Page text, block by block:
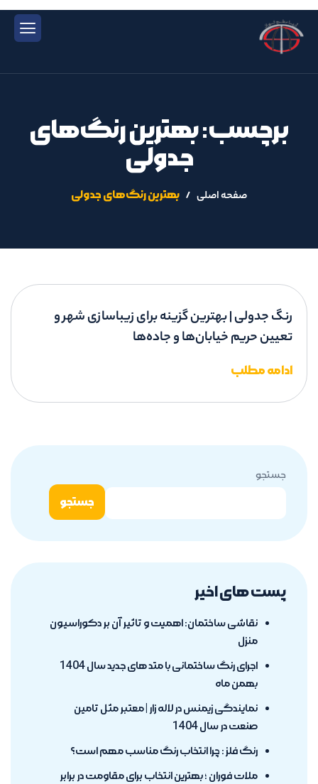
برچسب: بهترین رنگ‌های
جدولی
صفحه اصلی بهترین رنگ‌های جدولی
رنگ جدولی | بهترین گزینه برای زیباسازی شهر و
تعیین حریم خیابان‌ها و جاده‌ها
ادامه مطلب
جستجو
جستجو
پست های اخیر
نقاشی ساختمان: اهمیت و تاثیر آن بر دکوراسیون
منزل
اجرای رنگ ساختمانی با متد های جدید سال 1404
بهمن ماه
نمایندگی زیمنس در لاله زار | معتبر مثل تامین
صنعت در سال 1404
رنگ فلز : چرا انتخاب رنگ مناسب مهم است؟
ملات فوران ؛ بهترین انتخاب برای مقاومت در برابر